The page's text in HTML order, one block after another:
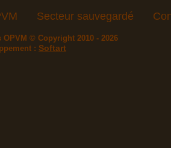
Secteur sauvegardé
© Copyright 2010 - 2026
: Softart